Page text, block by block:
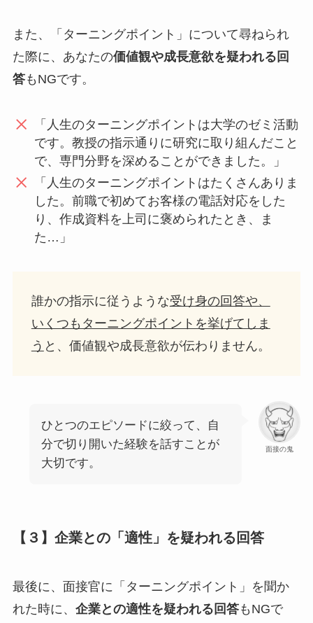
また、「ターニングポイント」について尋ねられ
た際に、あなたの価値観や成長意欲を疑われる回
答もNGです。
「人生のターニングポイントは大学のゼミ活動
です。教授の指示通りに研究に取り組んだこと
で、専門分野を深めることができました。」
「人生のターニングポイントはたくさんありま
した。前職で初めてお客様の電話対応をした
り、作成資料を上司に褒められたとき、ま
た…」
誰かの指示に従うような受け身の回答や、
いくつもターニングポイントを挙げてしま
う と、価値観や成長意欲が伝わりません。
面接の鬼
ひとつのエピソードに絞って、自
分で切り開いた経験を話すことが
大切です。
【３】企業との「適性」を疑われる回答
最後に、面接官に「ターニングポイント」を聞か
れた時に、 企業との適性を疑われる回答もNGで